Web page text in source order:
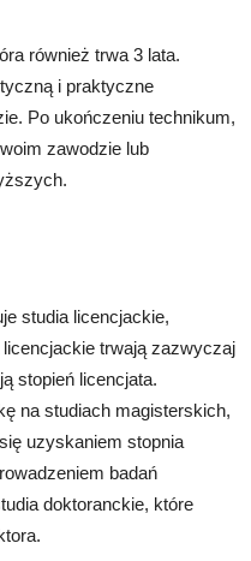
również trwa 3 lata.
i praktyczne
Po ukończeniu technikum,
zawodzie lub
studia licencjackie,
trwają zazwyczaj
stopień licencjata.
na studiach magisterskich,
uzyskaniem stopnia
badań
doktoranckie, które